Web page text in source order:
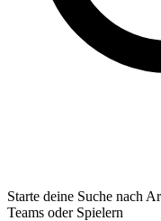
Starte deine Suche nach
Teams oder Spielern